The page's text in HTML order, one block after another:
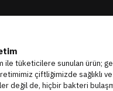
ile tüketicilere sunulan ürün;
çiftliğimizde sağlıklı
değil de, hiçbir bakteri